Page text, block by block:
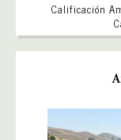
Calificación